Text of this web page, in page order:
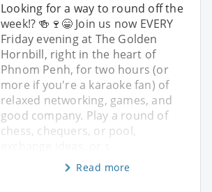
Looking for a way to round off the
week!? 🍻🍷😁 Join us now EVERY
Friday evening at The Golden
Hornbill, right in the heart of
Phnom Penh, for two hours (or
more if you're a karaoke fan) of
relaxed networking, games, and
good company. Play a round of
chess, chequers, or pool,
Read more